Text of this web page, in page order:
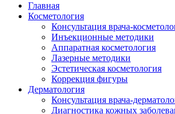
Главная
Косметология
Консультация врача-
Инъекционные методики
Аппаратная косметология
Лазерные методики
Эстетическая косметология
Коррекция фигуры
Дерматология
Консультация врача-
Диагностика кожных